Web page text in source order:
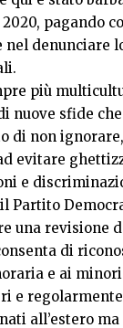
pagando
nel denunciare
più
nuove sfide
di non
evitare
e
Partito
una revisione
di
e ai
e
all’estero